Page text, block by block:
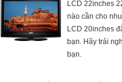
LCD 22inches
nào cần cho
LCD 20inches
bạn. Hãy trải
bạn.